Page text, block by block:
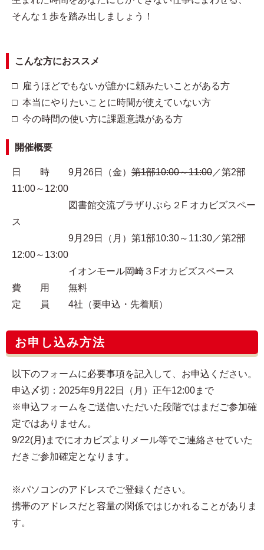
そんな１歩を踏み出しましょう！
こんな方におススメ
□ 雇うほどでもないが誰かに頼みたいことがある方
□ 本当にやりたいことに時間が使えていない方
□ 今の時間の使い方に課題意識がある方
開催概要
日 時 9月26日（金） 第1部10:00～11:00 ／第2部
11:00～12:00
図書館交流プラザりぶら２F オカビズスペー
ス
9月29日（月）第1部10:30～11:30／第2部
12:00～13:00
イオンモール岡崎３Fオカビズスペース
費 用 無料
定 員 4社（要申込・先着順）
お申し込み方法
以下のフォームに必要事項を記入して、お申込ください。
申込〆切：2025年9月22日（月）正午12:00まで
※申込フォームをご送信いただいた段階ではまだご参加確
定ではありません。
9/22(月)までにオカビズよりメール等でご連絡させていた
だきご参加確定となります。
※パソコンのアドレスでご登録ください。
携帯のアドレスだと容量の関係ではじかれることがありま
す。